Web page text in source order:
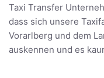
Taxi Transfer
dass sich unsere
Vorarlberg und dem
auskennen und es